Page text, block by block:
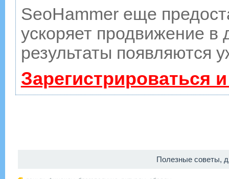
SeoHammer еще
ускоряет продвижение в
результаты появляются
Зарегистрироваться
Полезные советы,